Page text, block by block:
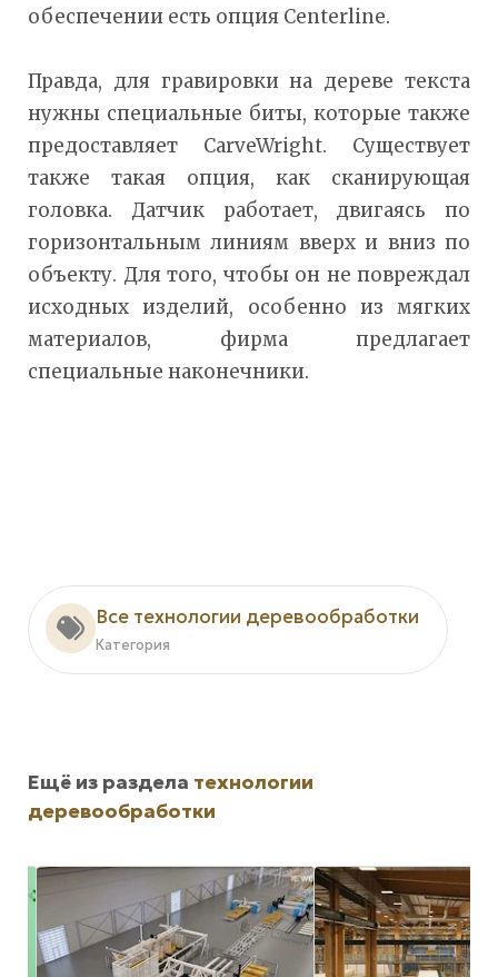
обеспечении есть опция Centerline.
Правда, для гравировки на дереве текста
нужны специальные биты, которые также
предоставляет CarveWright. Существует
также такая опция, как сканирующая
головка. Датчик работает, двигаясь по
горизонтальным линиям вверх и вниз по
объекту. Для того, чтобы он не повреждал
исходных изделий, особенно из мягких
материалов, фирма предлагает
специальные наконечники.
Все технологии деревообработки
Категория
Ещё из раздела технологии
деревообработки